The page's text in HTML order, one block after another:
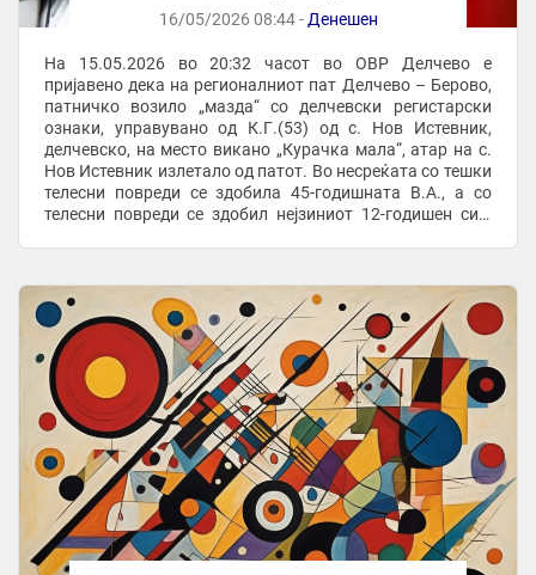
16/05/2026 08:44 - Денешен
На 15.05.2026 во 20:32 часот во ОВР Делчево е
пријавено дека на регионалниот пат Делчево – Берово,
патничко возило „мазда“ со делчевски регистарски
ознаки, управувано од К.Г.(53) од с. Нов Истевник,
делчевско, на место викано „Курачка мала“, атар на с.
Нов Истевник излетало од патот. Во несреќата со тешки
телесни повреди се здобила 45-годишната В.А., а со
телесни повреди се здобил нејзиниот 12-годишен син,